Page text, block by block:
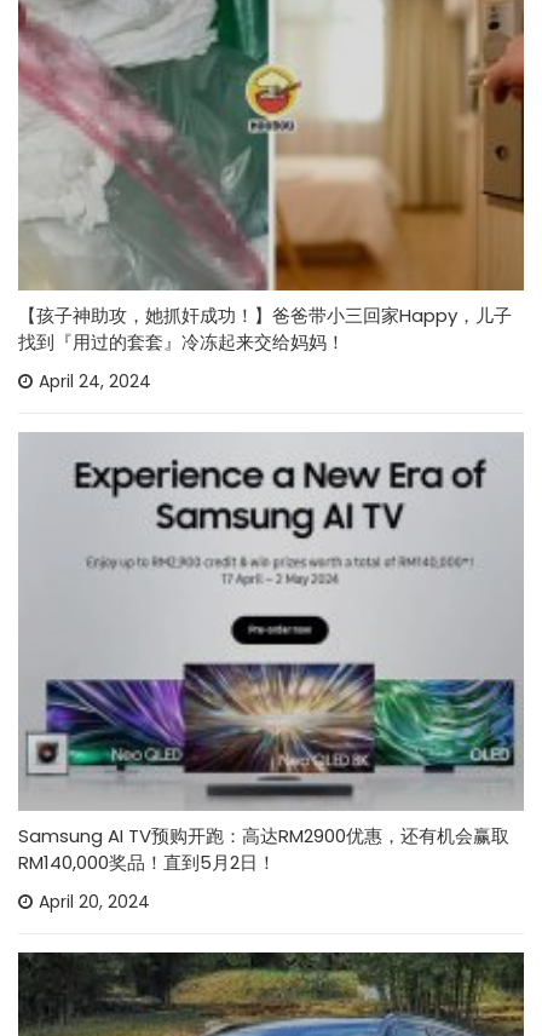
【孩子神助攻，她抓奸成功！】爸爸带小三回家Happy，儿子
找到『用过的套套』冷冻起来交给妈妈！
April 24, 2024
Samsung AI TV预购开跑：高达RM2900优惠，还有机会赢取
RM140,000奖品！直到5月2日！
April 20, 2024